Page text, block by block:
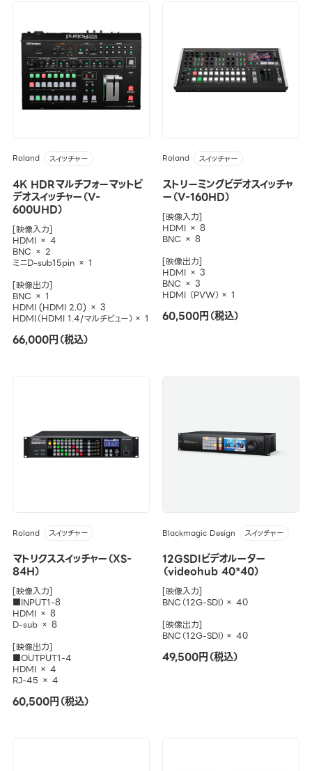
Roland スイッチャー
4K HDRマルチフォーマットビ
デオスイッチャー（V-
600UHD）
[映像入力]
HDMI × 4
BNC × 2
ミニD-sub15pin × 1
[映像出力]
BNC × 1
HDMI (HDMI 2.0) × 3
HDMI（HDMI 1.4/マルチビュー）× 1
66,000円（税込）
Roland スイッチャー
ストリーミングビデオスイッチャ
ー（V-160HD）
[映像入力]
HDMI × 8
BNC × 8
[映像出力]
HDMI × 3
BNC × 3
HDMI （PVW）× 1
60,500円（税込）
Roland スイッチャー
マトリクススイッチャー（XS-
84H）
[映像入力]
■INPUT1-8
HDMI × 8
D-sub × 8
[映像出力]
■OUTPUT1-4
HDMI × 4
RJ-45 × 4
60,500円（税込）
Blackmagic Design スイッチャー
12GSDIビデオルーター
（videohub 40*40）
[映像入力]
BNC（12G-SDI）× 40
[映像出力]
BNC（12G-SDI）× 40
49,500円（税込）